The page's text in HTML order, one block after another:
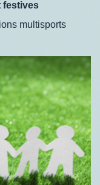
festives
multisports